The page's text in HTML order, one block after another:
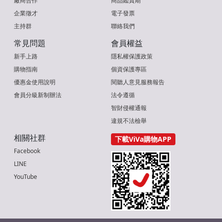
企業徵才
主持群
電子發票
聯絡我們
常見問題
新手上路
購物指南
優惠金使用說明
會員分級新制辦法
會員權益
隱私權保護政策
個資保護專區
閱聽人意見服務報告
法令遵循
智財侵權通報
違規不法檢舉
相關社群
Facebook
LINE
YouTube
下載ViVa購物APP